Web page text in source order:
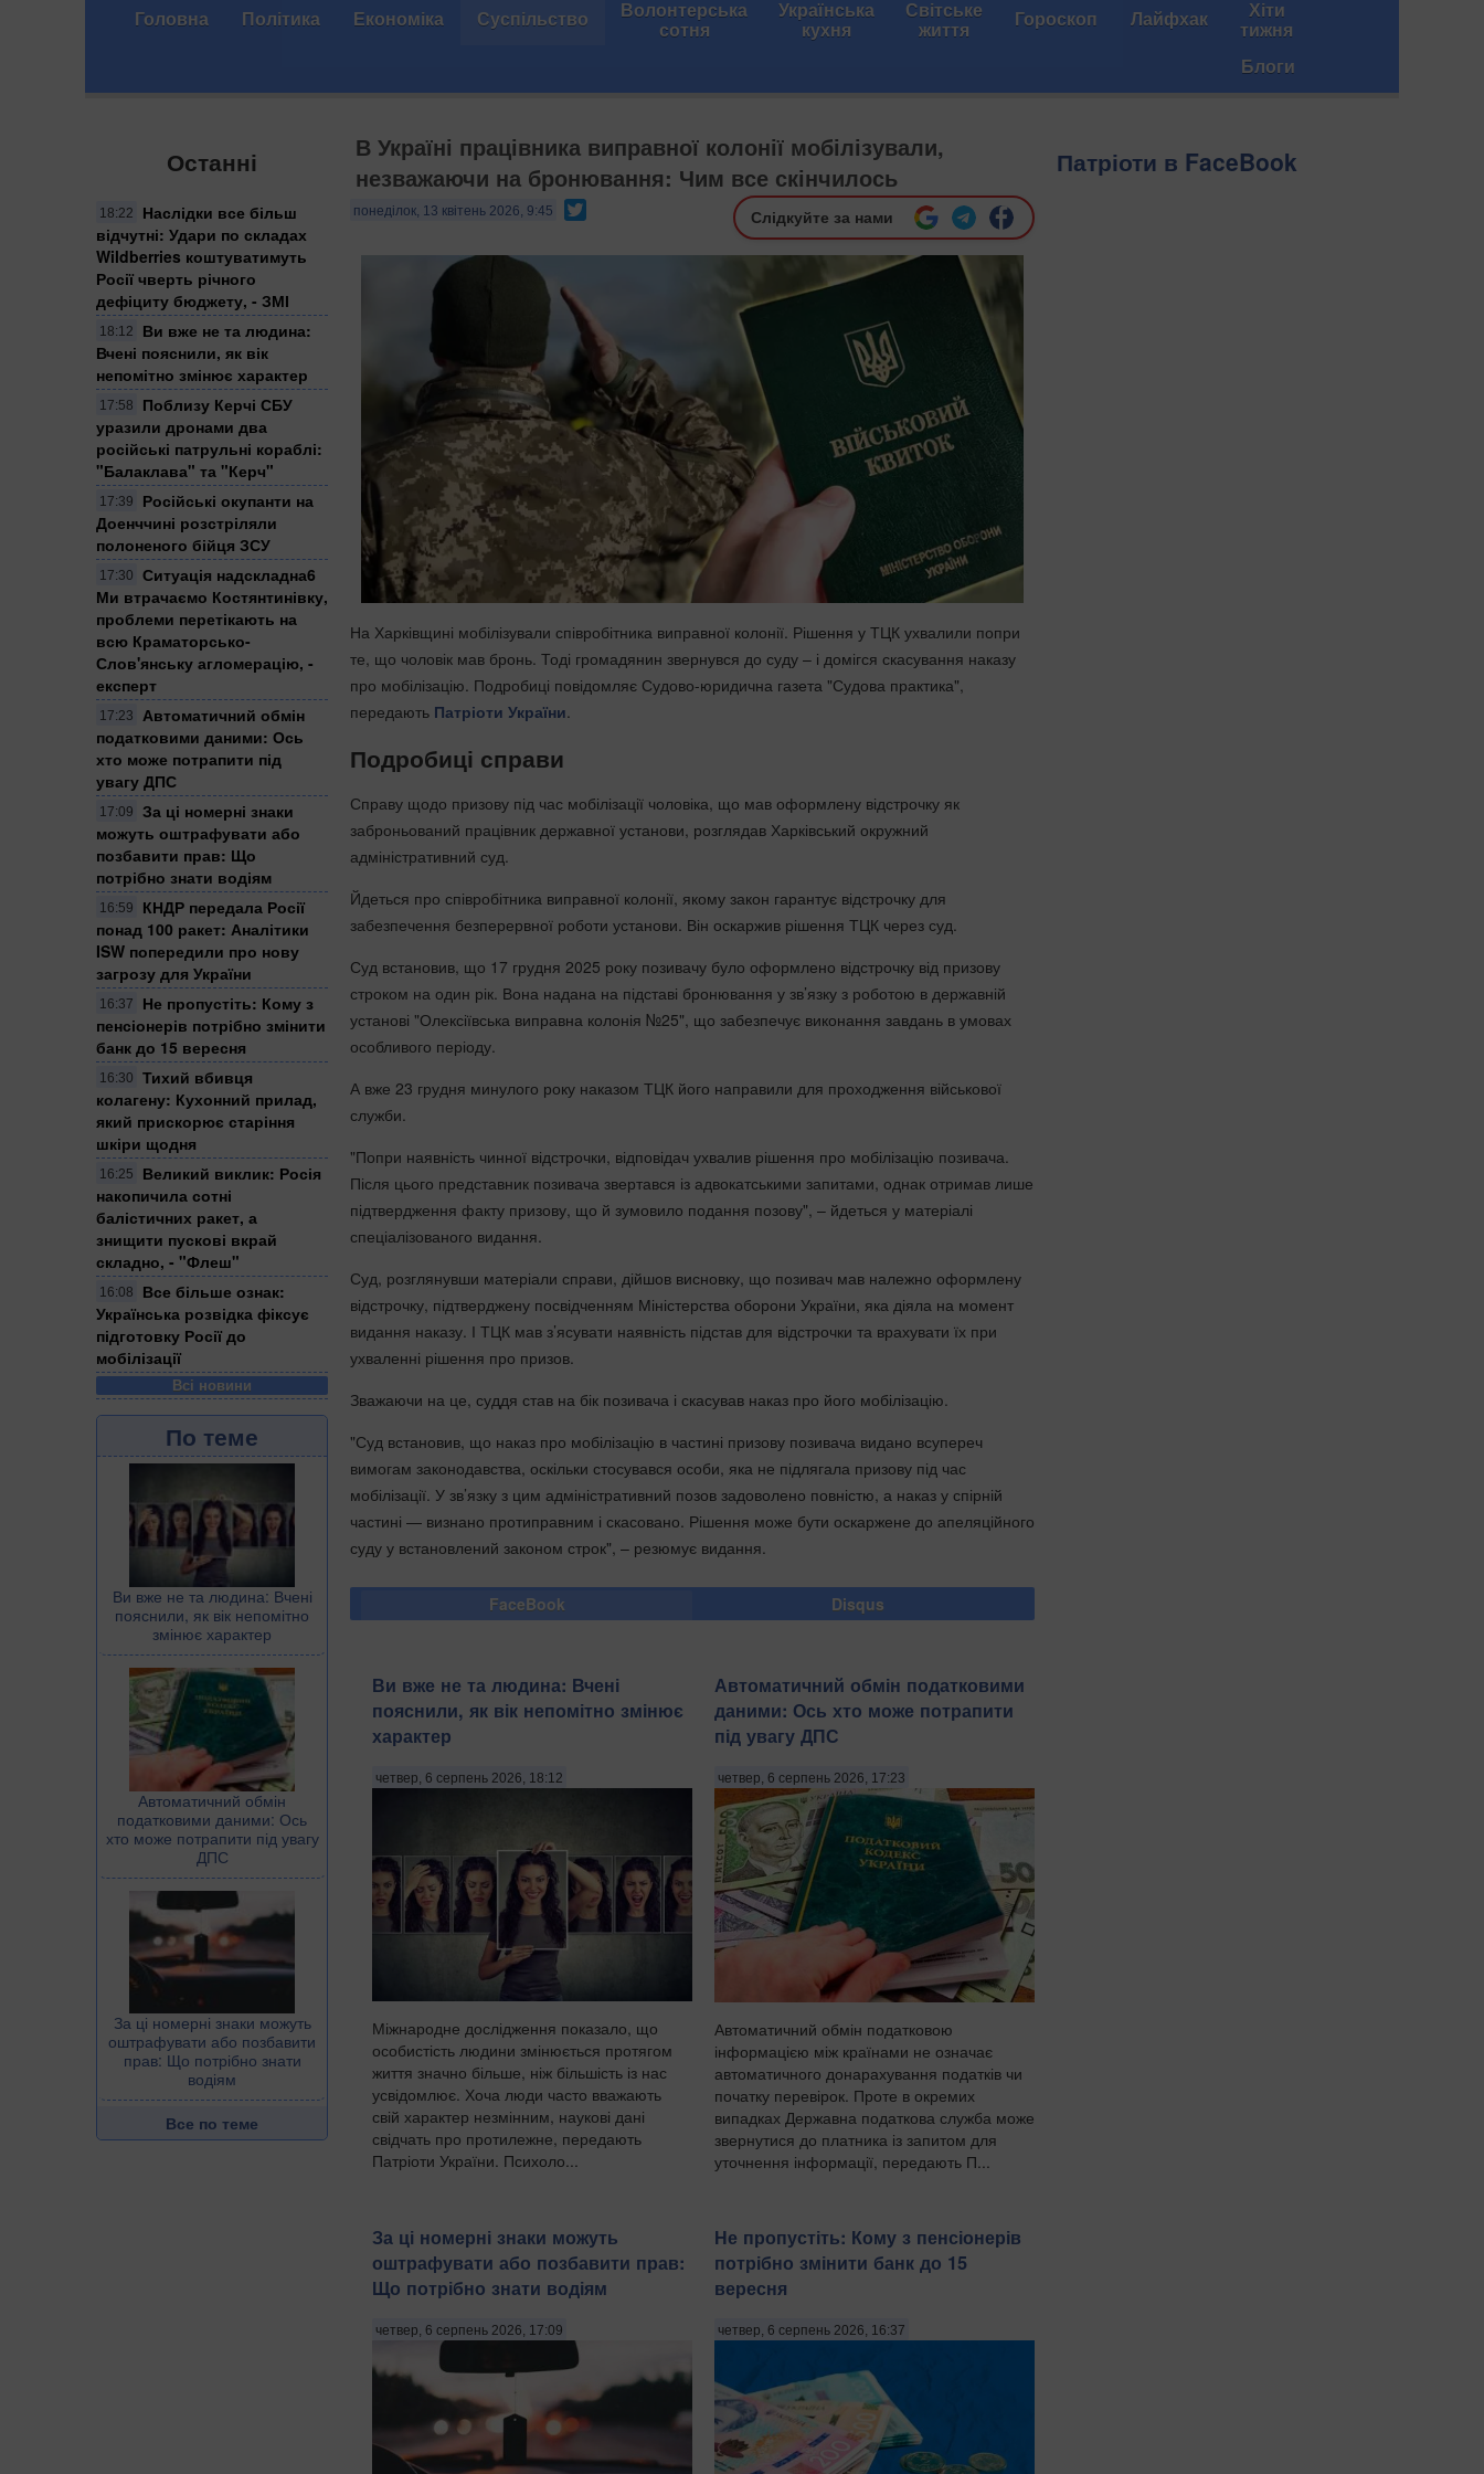
Головна Політика Економіка Суспільство Волонтерська
сотня
Українська
кухня
Світське
життя Гороскоп Лайфхак Хіти
тижня
Блоги
Останні
18:22
Наслідки все більш
відчутні: Удари по складах
Wildberries коштуватимуть
Росії чверть річного
дефіциту бюджету, - ЗМІ
18:12
Ви вже не та людина:
Вчені пояснили, як вік
непомітно змінює характер
17:58
Поблизу Керчі СБУ
уразили дронами два
російські патрульні кораблі:
"Балаклава" та "Керч"
17:39
Російські окупанти на
Доенччині розстріляли
полоненого бійця ЗСУ
17:30
Ситуація надскладна6
Ми втрачаємо Костянтинівку,
проблеми перетікають на
всю Краматорсько-
Слов'янську агломерацію, -
експерт
17:23
Автоматичний обмін
податковими даними: Ось
хто може потрапити під
увагу ДПС
17:09
За ці номерні знаки
можуть оштрафувати або
позбавити прав: Що
потрібно знати водіям
16:59
КНДР передала Росії
понад 100 ракет: Аналітики
ISW попередили про нову
загрозу для України
16:37
Не пропустіть: Кому з
пенсіонерів потрібно змінити
банк до 15 вересня
16:30
Тихий вбивця
колагену: Кухонний прилад,
який прискорює старіння
шкіри щодня
16:25
Великий виклик: Росія
накопичила сотні
балістичних ракет, а
знищити пускові вкрай
складно, - "Флеш"
16:08
Все більше ознак:
Українська розвідка фіксує
підготовку Росії до
мобілізації
Всі новини
По теме
Ви вже не та людина: Вчені
пояснили, як вік непомітно
змінює характер
Автоматичний обмін
податковими даними: Ось
хто може потрапити під увагу
ДПС
За ці номерні знаки можуть
оштрафувати або позбавити
прав: Що потрібно знати
водіям
Все по теме
В Україні працівника виправної колонії мобілізували,
незважаючи на бронювання: Чим все скінчилось
понеділок, 13 квітень 2026, 9:45 Слідкуйте за нами
На Харківщині мобілізували співробітника виправної колонії. Рішення у ТЦК ухвалили попри
те, що чоловік мав бронь. Тоді громадянин звернувся до суду – і домігся скасування наказу
про мобілізацію. Подробиці повідомляє Судово-юридична газета "Судова практика",
передають Патріоти України.
Подробиці справи
Справу щодо призову під час мобілізації чоловіка, що мав оформлену відстрочку як
заброньований працівник державної установи, розглядав Харківський окружний
адміністративний суд.
Йдеться про співробітника виправної колонії, якому закон гарантує відстрочку для
забезпечення безперервної роботи установи. Він оскаржив рішення ТЦК через суд.
Суд встановив, що 17 грудня 2025 року позивачу було оформлено відстрочку від призову
строком на один рік. Вона надана на підставі бронювання у зв’язку з роботою в державній
установі "Олексіївська виправна колонія №25", що забезпечує виконання завдань в умовах
особливого періоду.
А вже 23 грудня минулого року наказом ТЦК його направили для проходження військової
служби.
"Попри наявність чинної відстрочки, відповідач ухвалив рішення про мобілізацію позивача.
Після цього представник позивача звертався із адвокатськими запитами, однак отримав лише
підтвердження факту призову, що й зумовило подання позову", – йдеться у матеріалі
спеціалізованого видання.
Суд, розглянувши матеріали справи, дійшов висновку, що позивач мав належно оформлену
відстрочку, підтверджену посвідченням Міністерства оборони України, яка діяла на момент
видання наказу. І ТЦК мав з’ясувати наявність підстав для відстрочки та врахувати їх при
ухваленні рішення про призов.
Зважаючи на це, суддя став на бік позивача і скасував наказ про його мобілізацію.
"Суд встановив, що наказ про мобілізацію в частині призову позивача видано всупереч
вимогам законодавства, оскільки стосувався особи, яка не підлягала призову під час
мобілізації. У зв’язку з цим адміністративний позов задоволено повністю, а наказ у спірній
частині — визнано протиправним і скасовано. Рішення може бути оскаржене до апеляційного
суду у встановлений законом строк", – резюмує видання.
FaceBook Disqus
Ви вже не та людина: Вчені
пояснили, як вік непомітно змінює
характер
четвер, 6 серпень 2026, 18:12
Міжнародне дослідження показало, що
особистість людини змінюється протягом
життя значно більше, ніж більшість із нас
усвідомлює. Хоча люди часто вважають
свій характер незмінним, наукові дані
свідчать про протилежне, передають
Патріоти України. Психоло...
Автоматичний обмін податковими
даними: Ось хто може потрапити
під увагу ДПС
четвер, 6 серпень 2026, 17:23
Автоматичний обмін податковою
інформацією між країнами не означає
автоматичного донарахування податків чи
початку перевірок. Проте в окремих
випадках Державна податкова служба може
звернутися до платника із запитом для
уточнення інформації, передають П...
За ці номерні знаки можуть
оштрафувати або позбавити прав:
Що потрібно знати водіям
четвер, 6 серпень 2026, 17:09
Не пропустіть: Кому з пенсіонерів
потрібно змінити банк до 15
вересня
четвер, 6 серпень 2026, 16:37
Патріоти в FaceBook